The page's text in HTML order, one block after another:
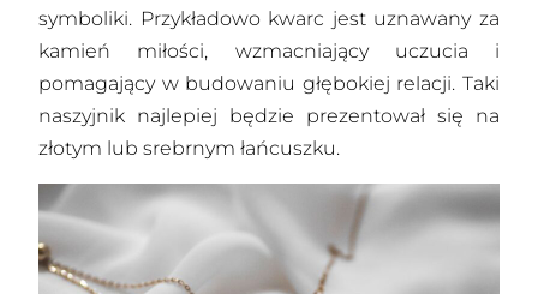
symboliki. Przykładowo kwarc jest uznawany za
kamień miłości, wzmacniający uczucia i
pomagający w budowaniu głębokiej relacji. Taki
naszyjnik najlepiej będzie prezentował się na
złotym lub srebrnym łańcuszku.